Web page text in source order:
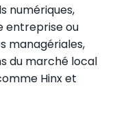
numériques,
entreprise ou
managériales,
du marché local
Hinx et